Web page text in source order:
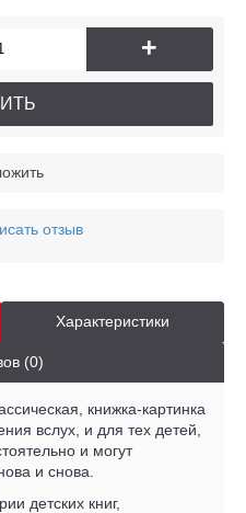
+
отзыв
Характеристики
(0)
книжка-картинка
вслух, и для тех детей,
и могут
и снова.
детских книг,